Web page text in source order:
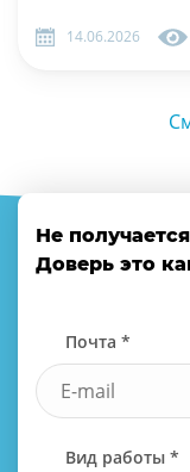
14.06.2026
Не
Доверь это
Почта *
Вид работы *